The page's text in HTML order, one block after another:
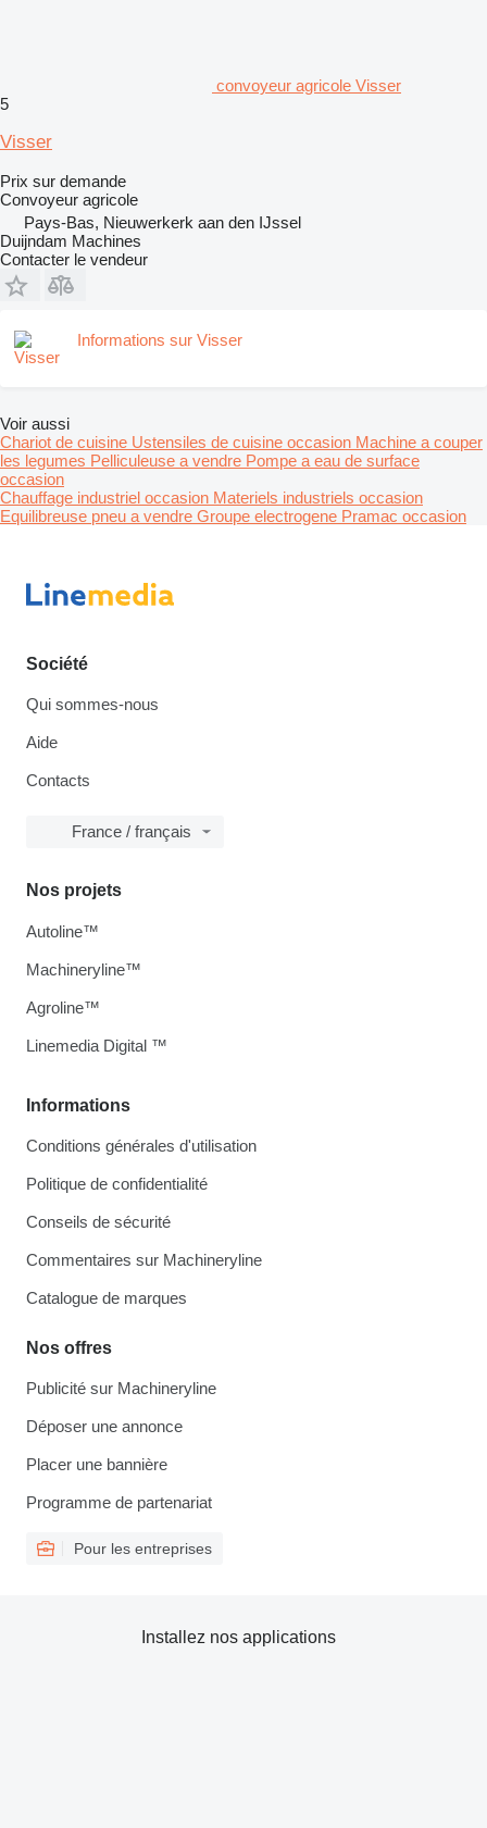
convoyeur agricole Visser
5
Visser
Prix sur demande
Convoyeur agricole
Pays-Bas, Nieuwerkerk aan den IJssel
Duijndam Machines
Contacter le vendeur
Informations sur Visser
Voir aussi
Chariot de cuisine Ustensiles de cuisine occasion Machine a couper
les legumes Pelliculeuse a vendre Pompe a eau de surface
occasion
Chauffage industriel occasion Materiels industriels occasion
Equilibreuse pneu a vendre Groupe electrogene Pramac occasion
Société
Qui sommes-nous
Aide
Contacts
France / français
Informations
Conditions générales d'utilisation
Politique de confidentialité
Conseils de sécurité
Commentaires sur Machineryline
Catalogue de marques
Nos offres
Publicité sur Machineryline
Déposer une annonce
Placer une bannière
Programme de partenariat
Pour les entreprises
Nos projets
Autoline™
Machineryline™
Agroline™
Linemedia Digital ™
Installez nos applications